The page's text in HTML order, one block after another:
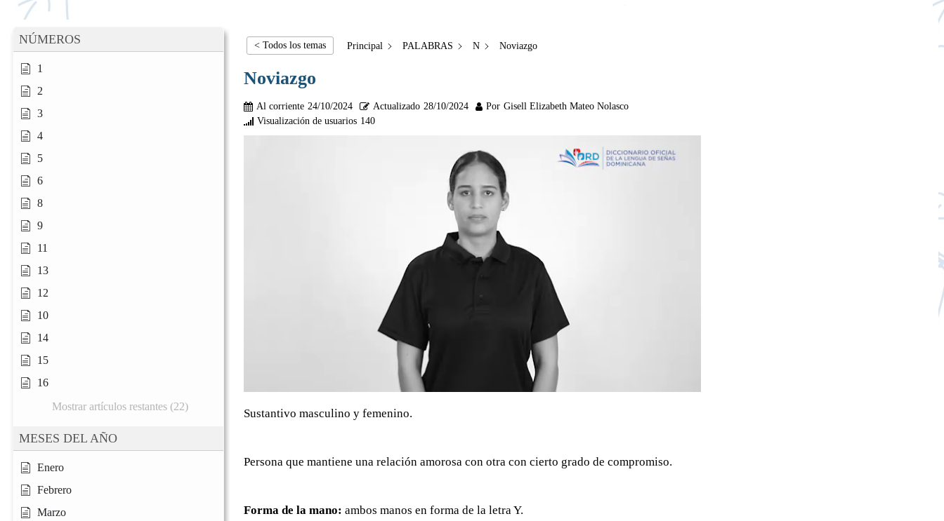
NÚMEROS
1
2
3
4
5
6
8
9
11
13
12
10
14
15
16
Mostrar artículos restantes (22)
MESES DEL AÑO
Enero
Febrero
Marzo
< Todos los temas Principal PALABRAS N Noviazgo
Noviazgo
Al corriente 24/10/2024 Actualizado 28/10/2024 Por Gisell Elizabeth Mateo Nolasco
Visualización de usuarios 140
Sustantivo masculino y femenino.
Persona que mantiene una relación amorosa con otra con cierto grado de compromiso.
Forma de la mano: ambos manos en forma de la letra Y.